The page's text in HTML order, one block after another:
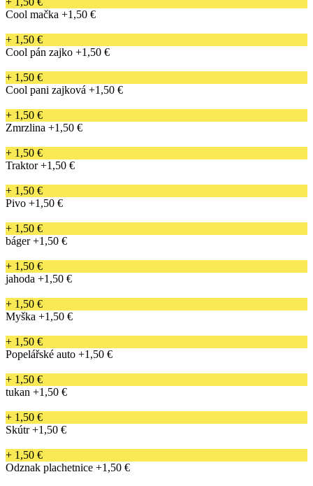
Cool mačka +1,50 €
+ 1,50 €
Cool pán zajko +1,50 €
+ 1,50 €
Cool pani zajková +1,50 €
+ 1,50 €
Zmrzlina +1,50 €
+ 1,50 €
Traktor +1,50 €
+ 1,50 €
Pivo +1,50 €
+ 1,50 €
báger +1,50 €
+ 1,50 €
jahoda +1,50 €
+ 1,50 €
Myška +1,50 €
+ 1,50 €
Popelářské auto +1,50 €
+ 1,50 €
tukan +1,50 €
+ 1,50 €
Skútr +1,50 €
+ 1,50 €
Odznak plachetnice +1,50 €